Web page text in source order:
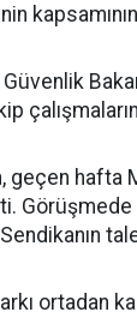
geçen hafta
ortadan